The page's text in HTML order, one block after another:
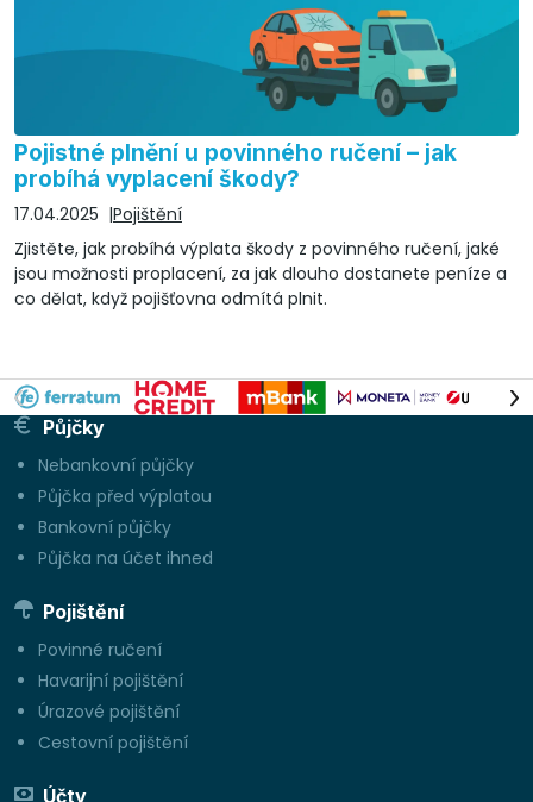
Pojistné plnění u povinného ručení – jak
probíhá vyplacení škody?
17.04.2025
Pojištění
Zjistěte, jak probíhá výplata škody z povinného ručení, jaké
jsou možnosti proplacení, za jak dlouho dostanete peníze a
co dělat, když pojišťovna odmítá plnit.
Půjčky
Nebankovní půjčky
Půjčka před výplatou
Bankovní půjčky
Půjčka na účet ihned
Pojištění
Povinné ručení
Havarijní pojištění
Úrazové pojištění
Cestovní pojištění
Účty